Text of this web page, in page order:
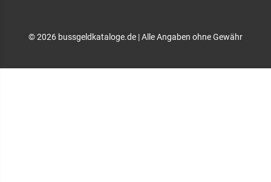
© 2026 bussgeldkataloge.de | Alle Angaben ohne Gewähr